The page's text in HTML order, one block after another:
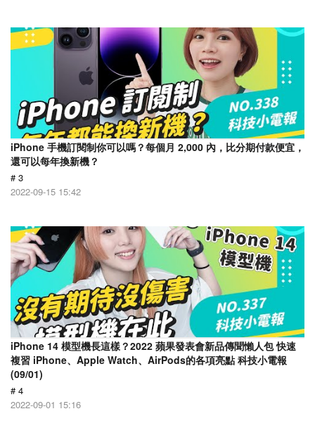
iPhone 手機訂閱制你可以嗎？每個月 2,000 內，比分期付款便宜，
還可以每年換新機？
# 3
2022-09-15 15:42
iPhone 14 模型機長這樣？2022 蘋果發表會新品傳聞懶人包 快速
複習 iPhone、Apple Watch、AirPods的各項亮點 科技小電報
(09/01)
# 4
2022-09-01 15:16